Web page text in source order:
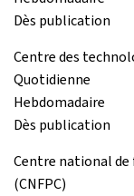
Dès publication
Centre des
Quotidienne
Hebdomadaire
Dès publication
Centre national
(CNFPC)